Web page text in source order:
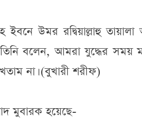
ইবনে উমর রদ্বিয়াল্লাহু
তিনি বলেন, আমরা যুদ্ধের সময়
না। (বুখারী শরীফ)
মুবারক হয়েছে-